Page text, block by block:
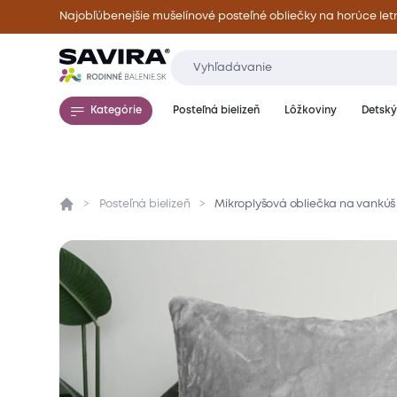
Najobľúbenejšie mušelínové posteľné obliečky na horúce
Kategórie Posteľná bielizeň Lôžkoviny
Prehľad Parametre Popis produktu
Posteľná bielizeň Mikroplyšová obliečka na vankúš